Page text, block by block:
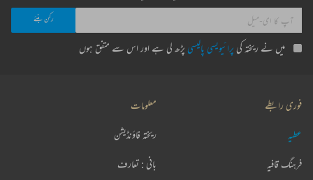
میں نے ریختہ کی پرائیویسی پالیسی پڑھ لی ہے اور اس سے متفق ہوں
فوری رابطے
عطیہ
فرہنگ قافیہ
معلومات
ریختہ فاؤنڈیشن
بانی : تعارف